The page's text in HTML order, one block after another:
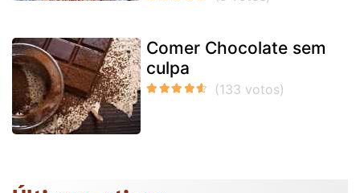
Comer Chocolate sem
culpa